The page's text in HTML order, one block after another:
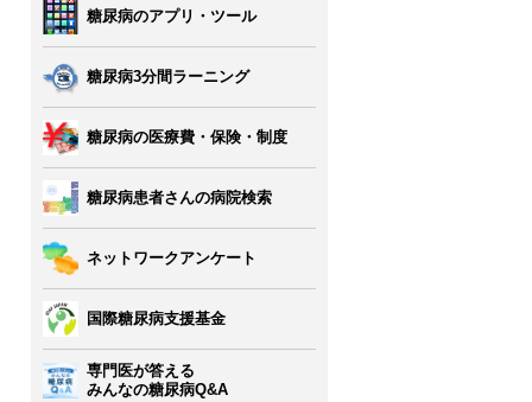
糖尿病のアプリ・ツール
糖尿病3分間ラーニング
糖尿病の医療費・保険・制度
糖尿病患者さんの病院検索
ネットワークアンケート
国際糖尿病支援基金
専門医が答える
みんなの糖尿病Q&A